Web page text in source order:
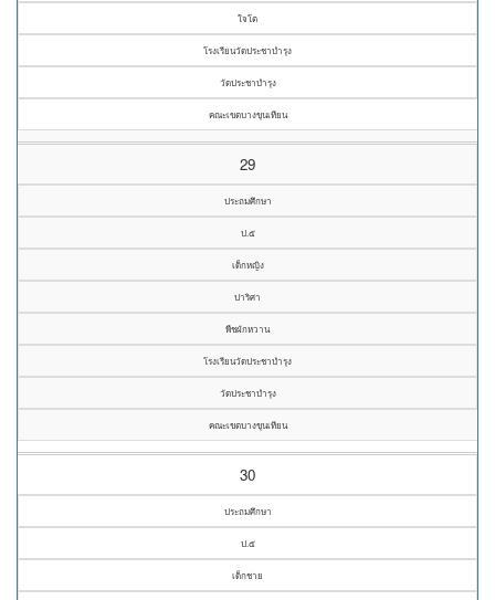
ใจโต
โรงเรียนวัดประชาบำรุง
วัดประชาบำรุง
คณะเขตบางขุนเทียน
29
ประถมศึกษา
ป.๕
เด็กหญิง
ปาริศา
พืชผักหวาน
โรงเรียนวัดประชาบำรุง
วัดประชาบำรุง
คณะเขตบางขุนเทียน
30
ประถมศึกษา
ป.๕
เด็กชาย